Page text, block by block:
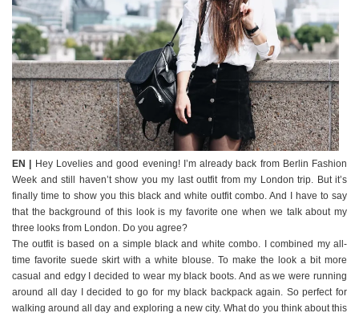
EN | Hey Lovelies and good evening! I’m already back from Berlin Fashion
Week and still haven’t show you my last outfit from my London trip. But it’s
finally time to show you this black and white outfit combo. And I have to say
that the background of this look is my favorite one when we talk about my
three looks from London. Do you agree?
The outfit is based on a simple black and white combo. I combined my all-
time favorite suede skirt with a white blouse. To make the look a bit more
casual and edgy I decided to wear my black boots. And as we were running
around all day I decided to go for my black backpack again. So perfect for
walking around all day and exploring a new city. What do you think about this